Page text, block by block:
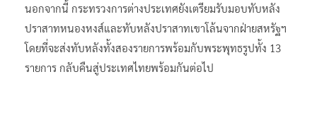
นอกจากนี้ กระทรวงการต่างประเทศยังเตรียมรับมอบทับหลัง
ปราสาทหนองหงส์และทับหลังปราสาทเขาโล้นจากฝ่ายสหรัฐฯ
โดยที่จะส่งทับหลังทั้งสองรายการพร้อมกับพระพุทธรูปทั้ง 13
รายการ กลับคืนสู่ประเทศไทยพร้อมกันต่อไป